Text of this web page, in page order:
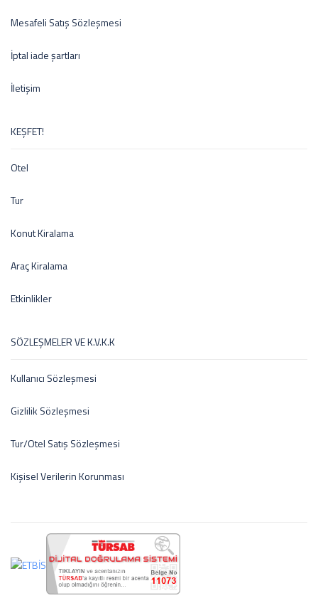
Mesafeli Satış Sözleşmesi
İptal iade şartları
İletişim
KEŞFET!
Otel
Tur
Konut Kiralama
Araç Kiralama
Etkinlikler
SÖZLEŞMELER VE K.V.K.K
Kullanıcı Sözleşmesi
Gizlilik Sözleşmesi
Tur/Otel Satış Sözleşmesi
Kişisel Verilerin Korunması